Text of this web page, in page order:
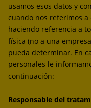
usamos esos datos y
cuando nos referimos a
haciendo referencia a
física (no a una
pueda determinar. En
personales le
continuación:
Responsable del